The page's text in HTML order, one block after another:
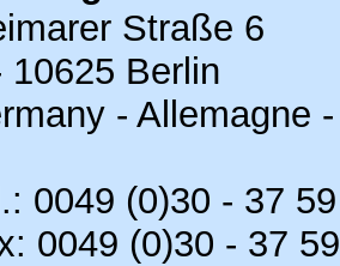
Straße 6
10625 Berlin
- Allemagne
0049 (0)30 - 37
0049 (0)30 - 37